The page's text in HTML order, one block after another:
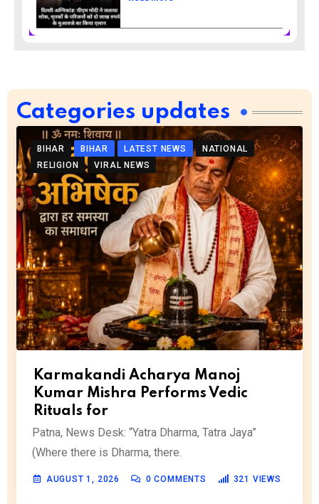
Categories updates
BIHAR BIHAR LATEST NEWS
NATIONAL
RELIGION
VIRAL NEWS
Karmakandi Acharya Manoj
Kumar Mishra Performs Vedic
Rituals for
Patna, News Desk: “Yatra Dharma, Tatra Jaya”
(Where there is Dharma, there.
AUGUST 1, 2026 0 COMMENTS 321 VIEWS